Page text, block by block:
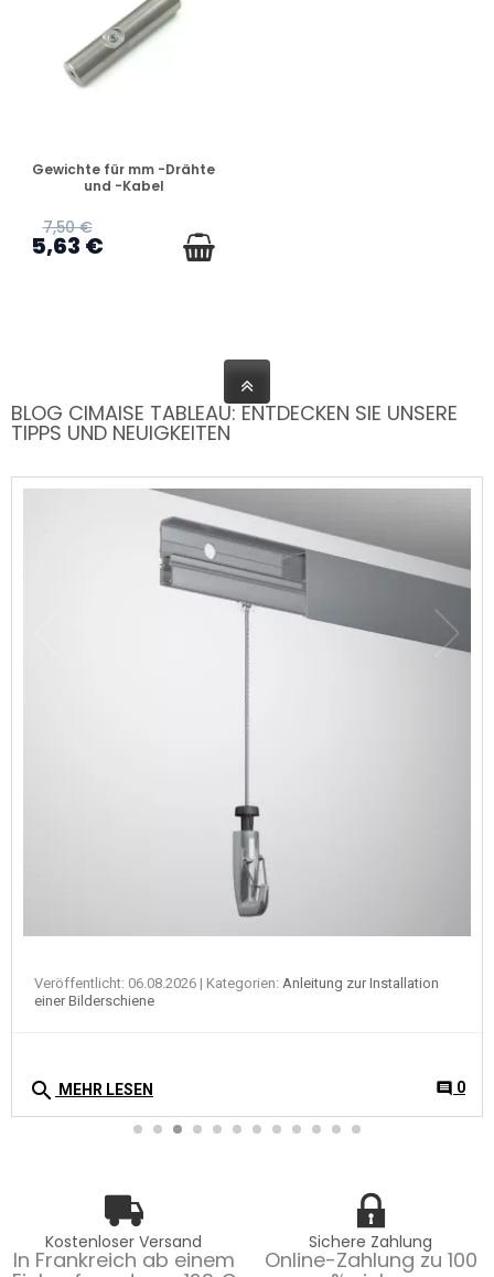
VERFÜGBAR
Gewichte für mm -Drähte
und -Kabel
7,50 €
5,63 €
BLOG CIMAISE TABLEAU: ENTDECKEN SIE UNSERE
TIPPS UND NEUIGKEITEN
Veröffentlicht: 06.08.2026 | Kategorien: Anleitung zur Installation
einer Bilderschiene
search MEHR LESEN comment 0
Kostenloser Versand
In Frankreich ab einem
Sichere Zahlung
Online-Zahlung zu 100